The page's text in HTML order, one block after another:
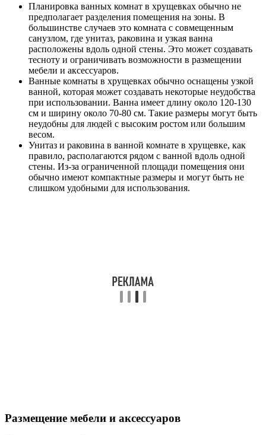
Планировка ванных комнат в хрущевках обычно не
предполагает разделения помещения на зоны. В
большинстве случаев это комната с совмещенным
санузлом, где унитаз, раковина и узкая ванна
расположены вдоль одной стены. Это может создавать
тесноту и ограничивать возможности в размещении
мебели и аксессуаров.
Ванные комнаты в хрущевках обычно оснащены узкой
ванной, которая может создавать некоторые неудобства
при использовании. Ванна имеет длину около 120-130
см и ширину около 70-80 см. Такие размеры могут быть
неудобны для людей с высоким ростом или большим
весом.
Унитаз и раковина в ванной комнате в хрущевке, как
правило, располагаются рядом с ванной вдоль одной
стены. Из-за ограниченной площади помещения они
обычно имеют компактные размеры и могут быть не
слишком удобными для использования.
Размещение мебели и аксессуаров